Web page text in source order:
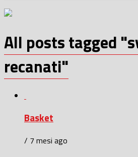
All posts tagged
recanati"
Basket
/ 7 mesi ago